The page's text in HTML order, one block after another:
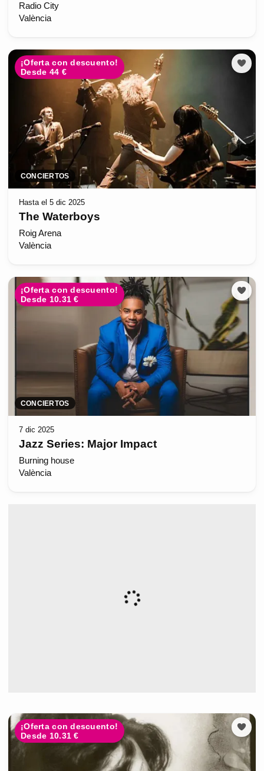
Radio City
València
¡Oferta con descuento!
Desde 44 €
CONCIERTOS
Hasta el 5 dic 2025
The Waterboys
Roig Arena
València
¡Oferta con descuento!
Desde 10.31 €
CONCIERTOS
7 dic 2025
Jazz Series: Major Impact
Burning house
València
¡Oferta con descuento!
Desde 10.31 €